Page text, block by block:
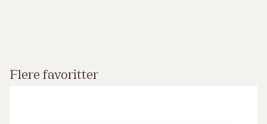
Flere favoritter